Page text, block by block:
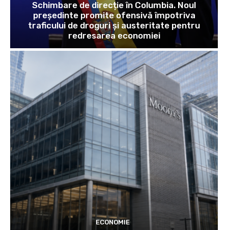
Schimbare de direcție în Columbia. Noul
președinte promite ofensivă împotriva
traficului de droguri și austeritate pentru
redresarea economiei
ECONOMIE